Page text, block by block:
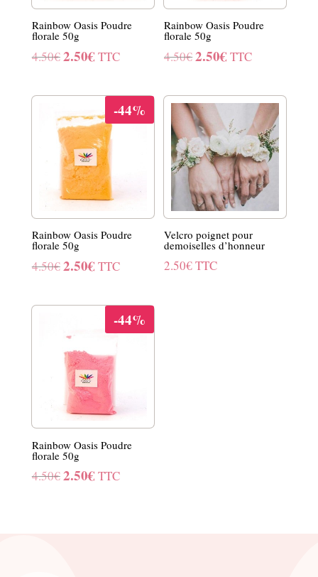
Rainbow Oasis Poudre
florale 50g
4.50€Le
initial
4.50€.
2.50€Le
actuel
est :
2.50€.
TTC
Rainbow Oasis Poudre
florale 50g
4.50€Le
initial
était :
4.50€.
2.50€ Le
actuel
2.50€.
TTC
-44%
Rainbow Oasis Poudre
florale 50g
4.50€Le
initial
4.50€.
2.50€Le
actuel
est :
2.50€.
TTC
Velcro poignet pour
demoiselles d’honneur
2.50€TTC
-44%
Rainbow Oasis Poudre
florale 50g
4.50€Le
2.50€Le
TTC